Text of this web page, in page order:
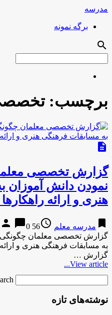
مدرسه
برگه نمونه
search
برچسب:
description
گزارش تخصصی
نمودن دانش آموزان
هنری و ارائه
bookmark مدرسه معلم access_time
56 years ago
person chat_bubble0
گزارش تخصصی معلمان چگونگی
به مسابقات فرهنگی هنری و
گزارش …
View article...
…
نوشته‌های تازه